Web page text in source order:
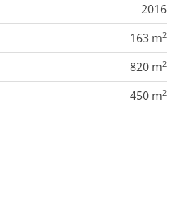
2016
163 m2
820 m2
450 m2